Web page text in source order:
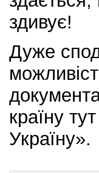
здивує!
Дуже
країну
Україну».